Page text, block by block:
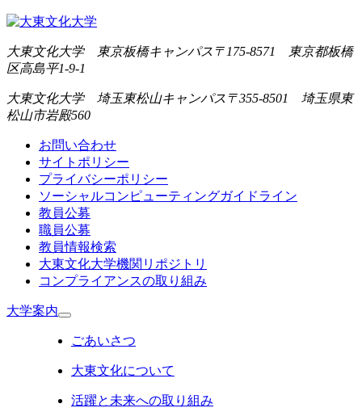
大東文化大学 東京板橋キャンパス 〒175-8571 東京都板橋
区高島平1-9-1
大東文化大学 埼玉東松山キャンパス 〒355-8501 埼玉県東
松山市岩殿560
お問い合わせ
サイトポリシー
プライバシーポリシー
ソーシャルコンピューティングガイドライン
教員公募
職員公募
教員情報検索
大東文化大学機関リポジトリ
コンプライアンスの取り組み
大学案内
ごあいさつ
大東文化について
活躍と未来への取り組み